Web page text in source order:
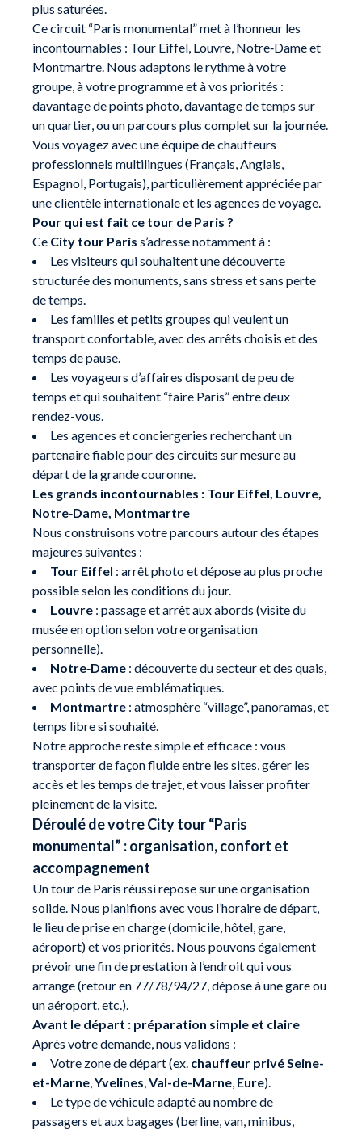
plus saturées.
Ce circuit “Paris monumental” met à l’honneur les
incontournables : Tour Eiffel, Louvre, Notre‑Dame et
Montmartre. Nous adaptons le rythme à votre
groupe, à votre programme et à vos priorités :
davantage de points photo, davantage de temps sur
un quartier, ou un parcours plus complet sur la journée.
Vous voyagez avec une équipe de chauffeurs
professionnels multilingues (Français, Anglais,
Espagnol, Portugais), particulièrement appréciée par
une clientèle internationale et les agences de voyage.
Pour qui est fait ce tour de Paris ?
Ce City tour Paris s’adresse notamment à :
Les visiteurs qui souhaitent une découverte
structurée des monuments, sans stress et sans perte
de temps.
Les familles et petits groupes qui veulent un
transport confortable, avec des arrêts choisis et des
temps de pause.
Les voyageurs d’affaires disposant de peu de
temps et qui souhaitent “faire Paris” entre deux
rendez-vous.
Les agences et conciergeries recherchant un
partenaire fiable pour des circuits sur mesure au
départ de la grande couronne.
Les grands incontournables : Tour Eiffel, Louvre,
Notre‑Dame, Montmartre
Nous construisons votre parcours autour des étapes
majeures suivantes :
Tour Eiffel : arrêt photo et dépose au plus proche
possible selon les conditions du jour.
Louvre : passage et arrêt aux abords (visite du
musée en option selon votre organisation
personnelle).
Notre‑Dame : découverte du secteur et des quais,
avec points de vue emblématiques.
Montmartre : atmosphère “village”, panoramas, et
temps libre si souhaité.
Notre approche reste simple et efficace : vous
transporter de façon fluide entre les sites, gérer les
accès et les temps de trajet, et vous laisser profiter
pleinement de la visite.
Déroulé de votre City tour “Paris
monumental” : organisation, confort et
accompagnement
Un tour de Paris réussi repose sur une organisation
solide. Nous planifions avec vous l’horaire de départ,
le lieu de prise en charge (domicile, hôtel, gare,
aéroport) et vos priorités. Nous pouvons également
prévoir une fin de prestation à l’endroit qui vous
arrange (retour en 77/78/94/27, dépose à une gare ou
un aéroport, etc.).
Avant le départ : préparation simple et claire
Après votre demande, nous validons :
Votre zone de départ (ex. chauffeur privé Seine-
et-Marne,Yvelines,Val-de-Marne, Eure).
Le type de véhicule adapté au nombre de
passagers et aux bagages (berline, van, minibus,